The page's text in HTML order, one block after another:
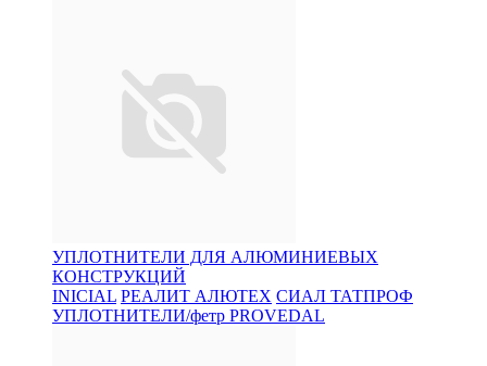
УПЛОТНИТЕЛИ ДЛЯ АЛЮМИНИЕВЫХ
КОНСТРУКЦИЙ
INICIAL РЕАЛИТ АЛЮТЕХ СИАЛ ТАТПРОФ
УПЛОТНИТЕЛИ/фетр PROVEDAL